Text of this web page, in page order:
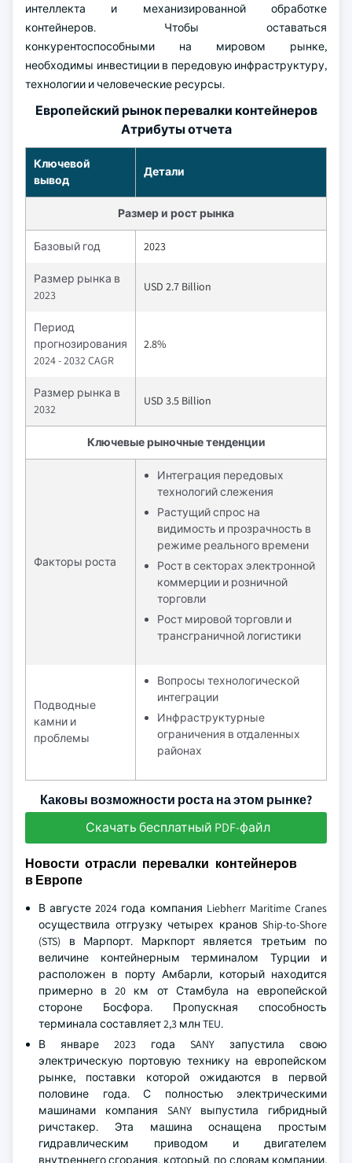
интеллекта и механизированной обработке
контейнеров. Чтобы оставаться
конкурентоспособными на мировом рынке,
необходимы инвестиции в передовую инфраструктуру,
технологии и человеческие ресурсы.
Европейский рынок перевалки контейнеров
Атрибуты отчета
Ключевой
вывод
Детали
Размер и рост рынка
Базовый год 2023
Размер рынка в
2023
USD 2.7 Billion
Период
прогнозирования
2024 - 2032 CAGR
2.8%
Размер рынка в
2032
USD 3.5 Billion
Ключевые рыночные тенденции
Факторы роста
Интеграция передовых
технологий слежения
Растущий спрос на
видимость и прозрачность в
режиме реального времени
Рост в секторах электронной
коммерции и розничной
торговли
Рост мировой торговли и
трансграничной логистики
Подводные
камни и
проблемы
Вопросы технологической
интеграции
Инфраструктурные
ограничения в отдаленных
районах
Каковы возможности роста на этом рынке?
Скачать бесплатный PDF-файл
Новости отрасли перевалки контейнеров
в Европе
В августе 2024 года компания Liebherr Maritime Cranes
осуществила отгрузку четырех кранов Ship-to-Shore
(STS) в Марпорт. Маркпорт является третьим по
величине контейнерным терминалом Турции и
расположен в порту Амбарли, который находится
примерно в 20 км от Стамбула на европейской
стороне Босфора. Пропускная способность
терминала составляет 2,3 млн TEU.
В январе 2023 года SANY запустила свою
электрическую портовую технику на европейском
рынке, поставки которой ожидаются в первой
половине года. С полностью электрическими
машинами компания SANY выпустила гибридный
ричстакер. Эта машина оснащена простым
гидравлическим приводом и двигателем
внутреннего сгорания, который, по словам компании,